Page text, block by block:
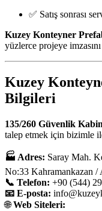
✅ Satış sonrası
Kuzey Konteyner
yüzlerce projeye
Kuzey
Bilgileri
135/260 Güvenlik Kabin
talep etmek için bizimle
🏭 Adres: Saray Mah.
No:33 Kahramankazan /
📞 Telefon: +90 (544)
📧 E-posta:
🌐Web Siteleri: